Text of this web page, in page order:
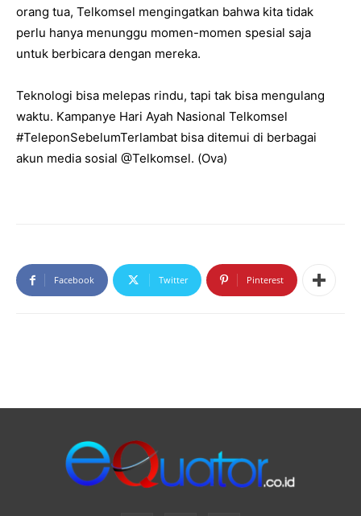
orang tua, Telkomsel mengingatkan bahwa kita tidak
perlu hanya menunggu momen-momen spesial saja
untuk berbicara dengan mereka.
Teknologi bisa melepas rindu, tapi tak bisa mengulang
waktu. Kampanye Hari Ayah Nasional Telkomsel
#TeleponSebelumTerlambat bisa ditemui di berbagai
akun media sosial @Telkomsel. (Ova)
Facebook Twitter Pinterest